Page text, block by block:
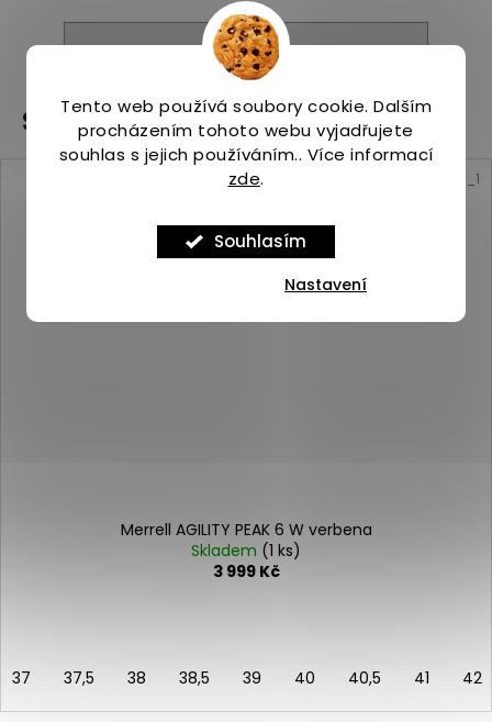
Tento web používá soubory cookie. Dalším
procházením tohoto webu vyjadřujete
souhlas s jejich používáním.. Více informací
zde.
Souhlasím
Nastavení
ZOBRAZIT VŠECHNY PODOBNÉ PRODUKTY
Související produkty
Merrell AGILITY PEAK 6 W verbena
Skladem (1 ks)
3 999 Kč
37 37,5 38 38,5 39 40 40,5 41 42
ASP_00101536_10_1